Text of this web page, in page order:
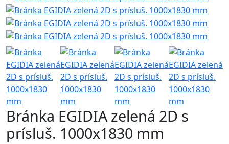
Bránka EGIDIA zelená 2D s
prísluš. 1000x1830 mm